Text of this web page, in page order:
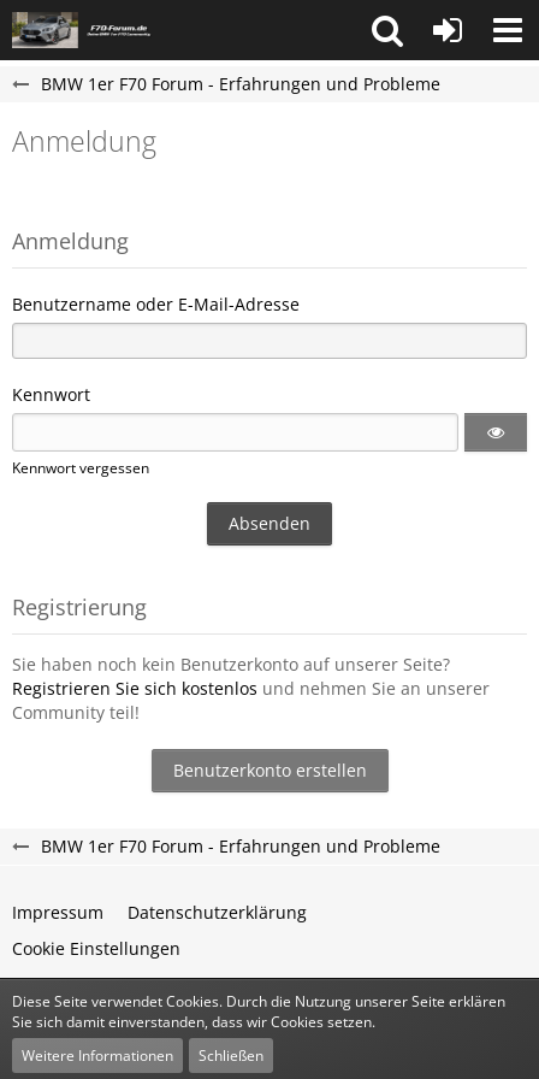
BMW 1er F70 Forum - Erfahrungen und Probleme
Anmeldung
Anmeldung
Benutzername oder E-Mail-Adresse
Kennwort
Kennwort vergessen
Registrierung
Sie haben noch kein Benutzerkonto auf unserer Seite?
Registrieren Sie sich kostenlos und nehmen Sie an unserer
Community teil!
Benutzerkonto erstellen
BMW 1er F70 Forum - Erfahrungen und Probleme
Impressum
Datenschutzerklärung
Cookie Einstellungen
Community-Software:WoltLab Suite™
Stil:Classicvon
Diese Seite verwendet Cookies. Durch die Nutzung unserer Seite erklären
Sie sich damit einverstanden, dass wir Cookies setzen.
Weitere Informationen
Schließen